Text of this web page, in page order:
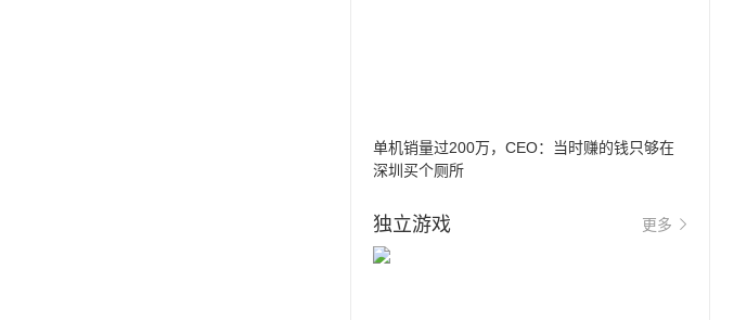
单机销量过200万，CEO：当时赚的钱只够在
深圳买个厕所
独立游戏 更多